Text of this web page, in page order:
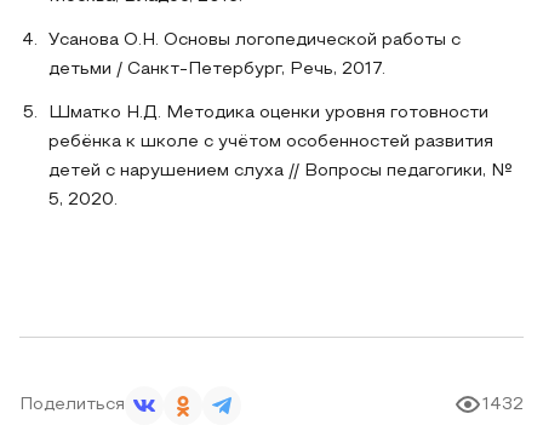
Усанова О.Н. Основы логопедической работы с
детьми / Санкт-Петербург, Речь, 2017.
Шматко Н.Д. Методика оценки уровня готовности
ребёнка к школе с учётом особенностей развития
детей с нарушением слуха // Вопросы педагогики, №
5, 2020.
Поделиться 1432